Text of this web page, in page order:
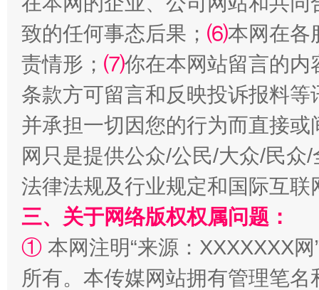
全民健身五年计划来了！等你上场
致的任何事态后果； ⑹本网在各
责情形； ⑺你在本网站留言的内
条款方可留言和反映投诉报料
并承担一切因您的行为而直接
网只是提供公众/公民/大众/民
法律法规及行业规定和国际互
三、关于网络版权权属问题：
① 本网注明“来源：XXXXXXX
所有。本传媒网站拥有管理笔